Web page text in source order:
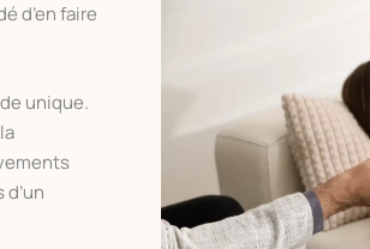
d’en faire
unique.